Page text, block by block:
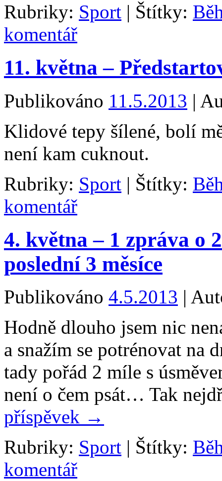
Rubriky: Sport | Štítky:
komentář
11. května –
Publikováno 11.5.2013 |
Klidové tepy šílené, bolí
není kam cuknout.
Rubriky: Sport | Štítky:
komentář
4. května – 1 zpráva o
poslední 3 měsíce
Publikováno 4.5.2013 |
Hodně dlouho jsem nic
a snažím se potrénovat na
tady pořád 2 míle s
není o čem psát… Tak
příspěvek →
Rubriky: Sport | Štítky:
komentář